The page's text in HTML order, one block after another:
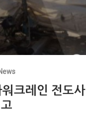
크레인 전도사
고